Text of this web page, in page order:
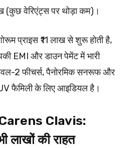
(कुछ वेरिएंट्स पर थोड़ा कम)।
प्राइस ₹11 लाख से शुरू होती है,
EMI और डाउन पेमेंट में भारी
2 फीचर्स, पैनोरमिक सनरूफ और
फैमिली के लिए आइडियल है।
Clavis:
लाखों की राहत